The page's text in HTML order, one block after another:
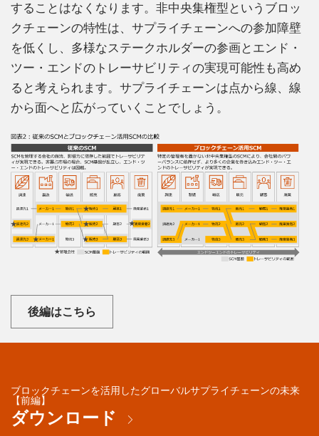
することはなくなります。非中央集権型というブロッ
クチェーンの特性は、サプライチェーンへの参加障壁
を低くし、多様なステークホルダーの参画とエンド・
ツー・エンドのトレーサビリティの実現可能性も高め
ると考えられます。サプライチェーンは点から線、線
から面へと広がっていくことでしょう。
後編はこちら
ブロックチェーンを活用したグローバルサプライチェーンの未来
【前編】
ダウンロード